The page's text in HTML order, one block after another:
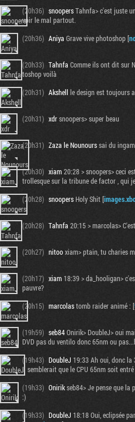
(20h36) snoopersTahnfa> c'est juste
voir le mal partout.
(20h36) Aniya Grave vive photoshop [
(20h33) Tahnfa Comme ils ont dit sur
toshop voilà
(20h31) Akshell le design est toujours
(20h31) xdrsnoopers> super beau
(20h31) Zaza le Nounourssai du
(20h30) xiam20:28 > snoopers> ceci
trollesque sur la tribune de factor , qui
(20h28) snoopersHoly Shit [
(20h28) Tahnfa 20:15 > marcolas>
(20h27) nitooxiam> ptain, tu charies
(20h17) xiam 18:39 > da_hooligan>
pauvre?
(20h15) marcolastomb raider animé : [
(19h59) seb84Onirik> DoubleJ> oui
DVD pas du ventilo donc 65nm ou
(19h43) DoubleJ 19:33 Ah oui, donc la
Il semblerait que le CPU 65nm soit
(19h33) Onirikseb84> Je pense que la
:)
(19h33) DoubleJ 18:18 Oui, eclipsée